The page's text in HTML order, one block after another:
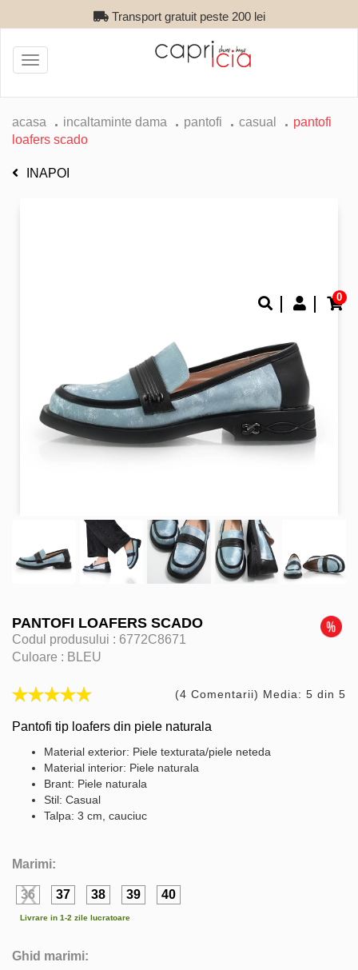
Transport gratuit peste 200 lei
0
Toggle
navigation
acasa incaltaminte dama pantofi casual
pantofi
loafers scado
INAPOI
PANTOFI LOAFERS SCADO
Codul produsului : 6772C8671
Culoare : BLEU
(4 Comentarii) Media: 5 din 5
Pantofi tip loafers din piele naturala
Material exterior: Piele texturata/piele neteda
Material interior: Piele naturala
Brant: Piele naturala
Stil: Casual
Talpa: 3 cm, cauciuc
Marimi:
36 37 38 39 40
Livrare in 1-2 zile lucratoare
Ghid marimi: